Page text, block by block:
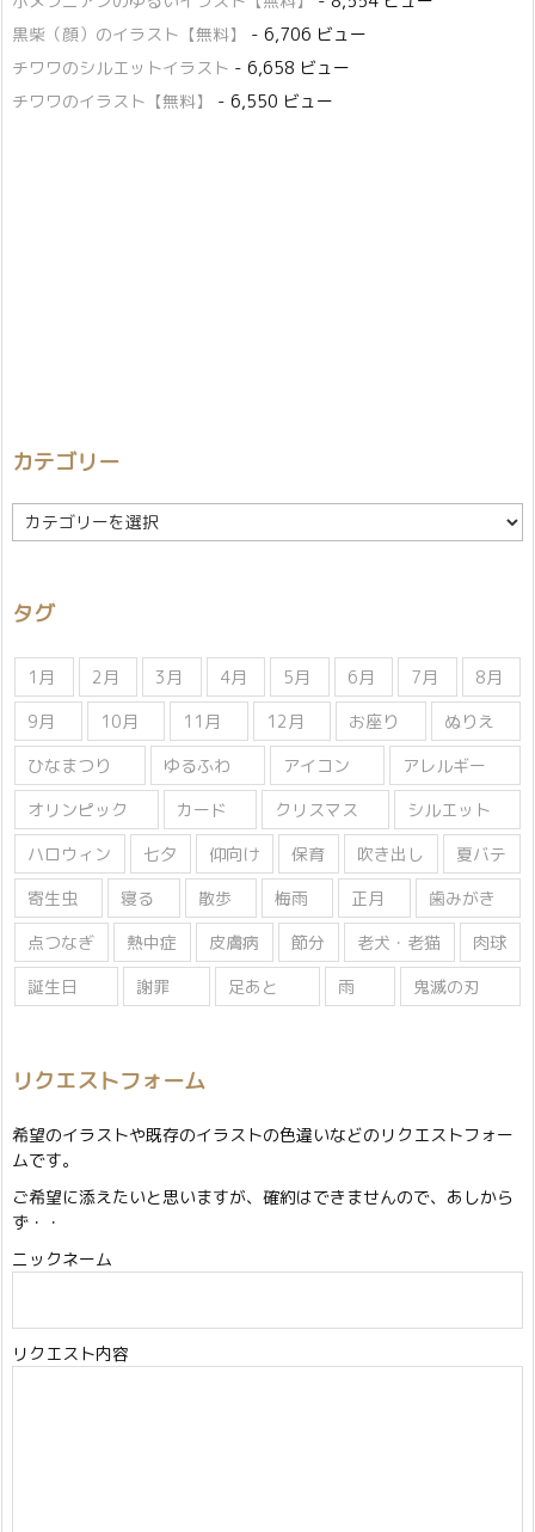
黒柴（顔）のイラスト【無料】
- 6,706 ビュー
チワワのシルエットイラスト - 6,658 ビュー
チワワのイラスト【無料】
- 6,550 ビュー
カテゴリー
カ
テ
ー
タグ
1月 2月 3月 4月 5月 6月 7月
8月
9月
10月 11月 12月 お座り
ぬりえ
ひなまつり
ゆるふわ アイコン
アレルギー
オリンピック
カード クリスマス
シルエット
ハロウィン
七夕 仰向け 保育 吹き出し
夏バテ
寄生虫
寝る 散歩 梅雨 正月
歯みがき
点つなぎ
熱中症 皮膚病 節分 老犬・老猫
肉球
誕生日
謝罪 足あと 雨 鬼滅の刃
リクエストフォーム
希望のイラストや既存のイラストの色違いなどのリクエストフォー
ムです。
ご希望に添えたいと思いますが、確約はできませんので、あしから
ず・・
ニックネーム
リクエスト内容